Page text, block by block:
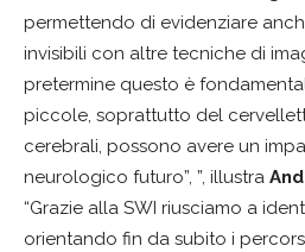
permettendo di evidenziare
invisibili con altre tecniche di
pretermine questo è
piccole, soprattutto del
cerebrali, possono avere un
neurologico futuro”, ”, illustra
“Grazie alla SWI riusciamo a
orientando fin da subito i